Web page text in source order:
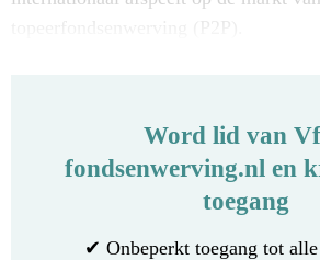
Word lid van
fondsenwerving.nl en
toegang
✔ Onbeperkt toegang tot